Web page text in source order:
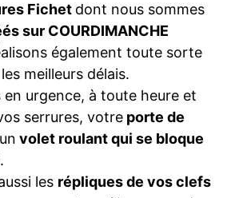
Fichet dont nous sommes
sur COURDIMANCHE
également toute sorte
meilleurs délais.
urgence, à toute heure et
serrures, votre porte de
volet roulant qui se bloque
les répliques de vos clefs